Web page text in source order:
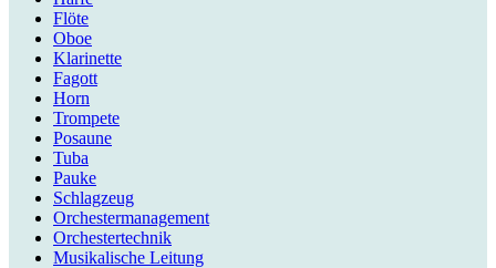
Flöte
Oboe
Klarinette
Fagott
Horn
Trompete
Posaune
Tuba
Pauke
Schlagzeug
Orchestermanagement
Orchestertechnik
Musikalische Leitung